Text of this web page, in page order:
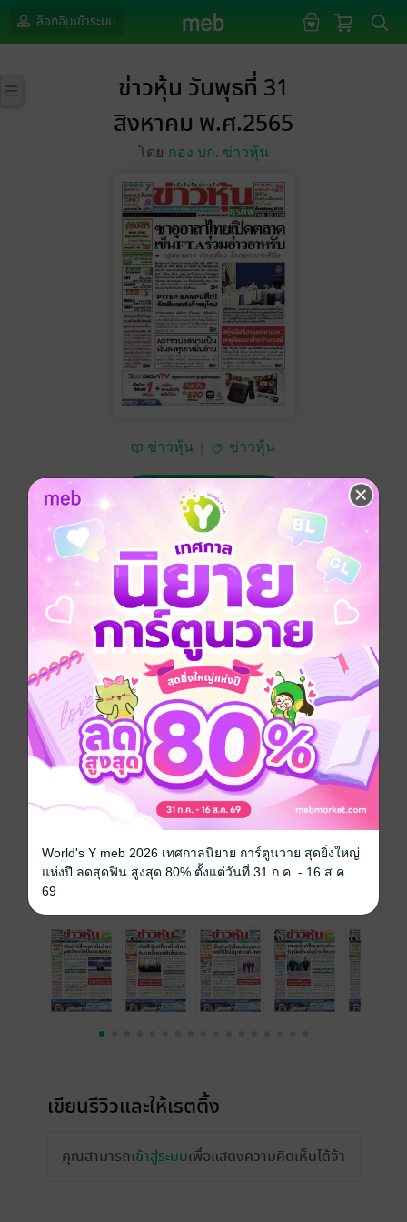
ล็อกอินเข้าระบบ
ข่าวหุ้น วันพุธที่ 31
สิงหาคม พ.ศ.2565
โดย กอง บก. ข่าวหุ้น
ข่าวหุ้น ข่าวหุ้น
ซื้อ 15 บาท
No Rating
อยากได้ ซื้อเป็นของขวัญ ติดตาม
ข่าวหุ้น วันพุธที่ 31 สิงหาคม พ.ศ.2565
ประเภทไฟล์ pdf
วันที่วางขาย 30 สิงหาคม 2565
ความยาว 32 หน้า
ราคาปก 15 บาท
ฉบับย้อนหลัง
เขียนรีวิวและให้เรตติ้ง
คุณสามารถเข้าสู่ระบบเพื่อแสดงความคิดเห็นได้จ้า
World's Y meb 2026 เทศกาลนิยาย การ์ตูนวาย สุดยิ่งใหญ่
แห่งปี ลดสุดฟิน สูงสุด 80% ตั้งแต่วันที่ 31 ก.ค. - 16 ส.ค.
69